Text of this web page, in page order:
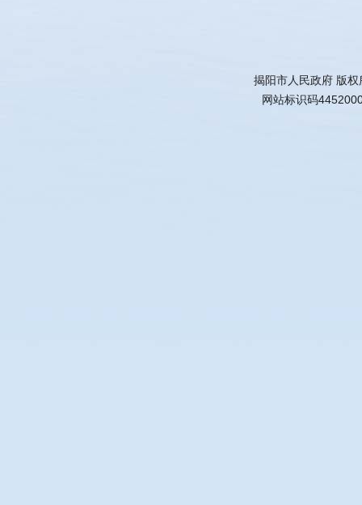
揭阳市人民政府 版
网站标识码